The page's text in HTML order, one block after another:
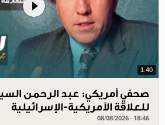
1.40
صحفي أمريكي: عبد الرحمن
للعلاقة الأمريكية-الإسرائيلية
08/08/2026 - 18:46